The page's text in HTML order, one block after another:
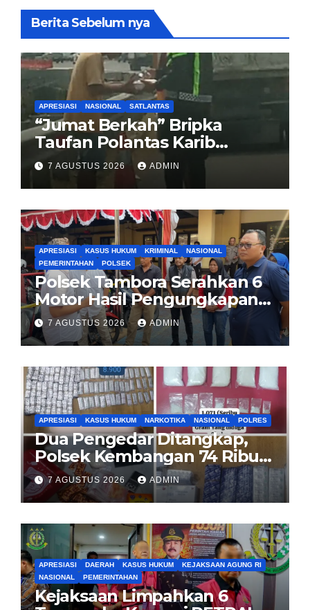
Berita Sebelum nya
APRESIASI NASIONAL SATLANTAS
“Jumat Berkah” Bripka
Taufan Polantas Karib
Bagikan Nasi Kotak untuk
Sopir Truk yang Mogok di KM
00 Pondok Aren
7 AGUSTUS 2026 ADMIN
APRESIASI KASUS HUKUM KRIMINAL
NASIONAL
PEMERINTAHAN
POLSEK
Polsek Tambora Serahkan 6
Motor Hasil Pengungkapan
Kasus Curanmor Kepada
Pemilik Yang sah
7 AGUSTUS 2026 ADMIN
APRESIASI KASUS HUKUM NARKOTIKA NASIONAL POLRES
Dua Pengedar Ditangkap,
Polsek Kembangan 74 Ribu
Obat Keras, Sabu Hingga
Puluhan Vape Etomidate
Diamankan
7 AGUSTUS 2026 ADMIN
APRESIASI DAERAH KASUS HUKUM
KEJAKSAAN AGUNG RI
NASIONAL
PEMERINTAHAN
Kejaksaan Limpahkan 6